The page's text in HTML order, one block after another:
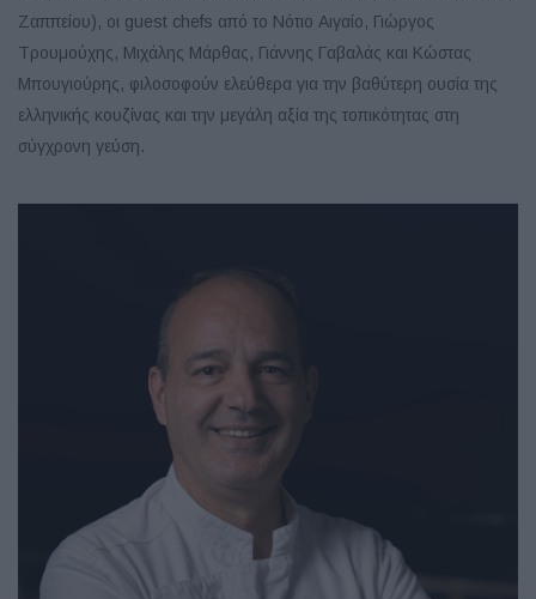
Ζαππείου), οι guest chefs από το Νότιο Αιγαίο, Γιώργος
Τρουμούχης, Μιχάλης Μάρθας, Γιάννης Γαβαλάς και Κώστας
Μπουγιούρης, φιλοσοφούν ελεύθερα για την βαθύτερη ουσία της
ελληνικής κουζίνας και την μεγάλη αξία της τοπικότητας στη
σύγχρονη γεύση.